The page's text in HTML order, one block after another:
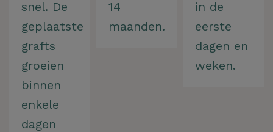
snel. De
geplaatste
grafts
groeien
binnen
enkele
dagen
14
maanden.
in de
eerste
dagen en
weken.